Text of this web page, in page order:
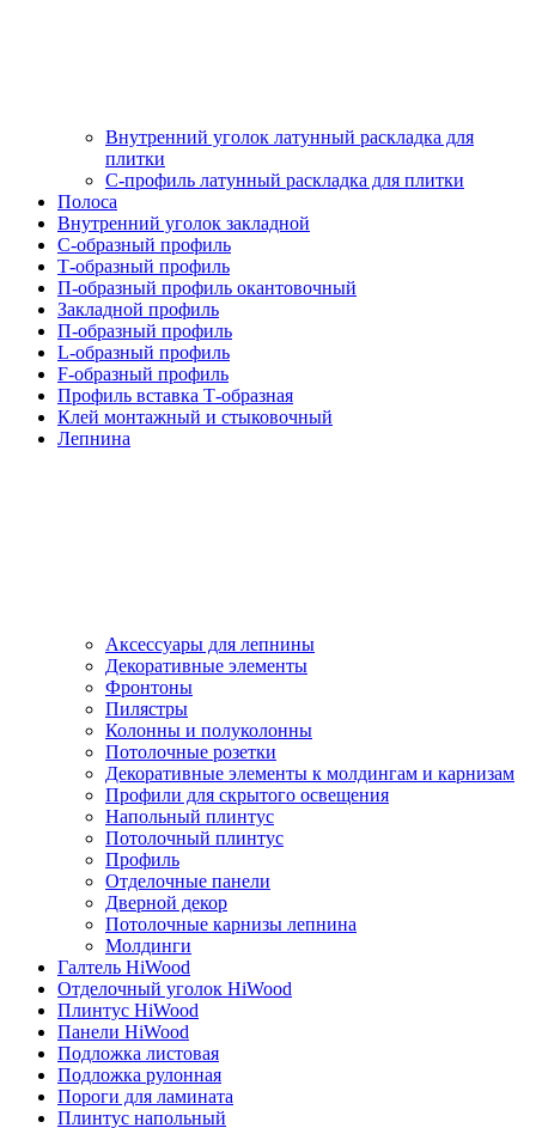
Внутренний уголок латунный раскладка для
плитки
С-профиль латунный раскладка для плитки
Полоса
Внутренний уголок закладной
С-образный профиль
Т-образный профиль
П-образный профиль окантовочный
Закладной профиль
П-образный профиль
L-образный профиль
F-образный профиль
Профиль вставка Т-образная
Клей монтажный и стыковочный
Лепнина
Аксессуары для лепнины
Декоративные элементы
Фронтоны
Пилястры
Колонны и полуколонны
Потолочные розетки
Декоративные элементы к молдингам и карнизам
Профили для скрытого освещения
Напольный плинтус
Потолочный плинтус
Профиль
Отделочные панели
Дверной декор
Потолочные карнизы лепнина
Молдинги
Галтель HiWood
Отделочный уголок HiWood
Плинтус HiWood
Панели HiWood
Подложка листовая
Подложка рулонная
Пороги для ламината
Плинтус напольный